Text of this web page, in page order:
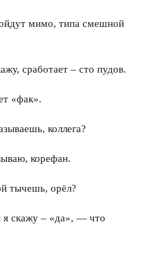
мимо, типа смешной
сработает – сто пудов.
«фак».
коллега?
корефан.
тычешь, орёл?
я скажу – «да», — что